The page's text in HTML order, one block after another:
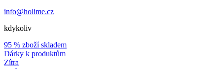
info@holime.cz
kdykoliv
95 % zboží skladem
Dárky k produktům
Zítra